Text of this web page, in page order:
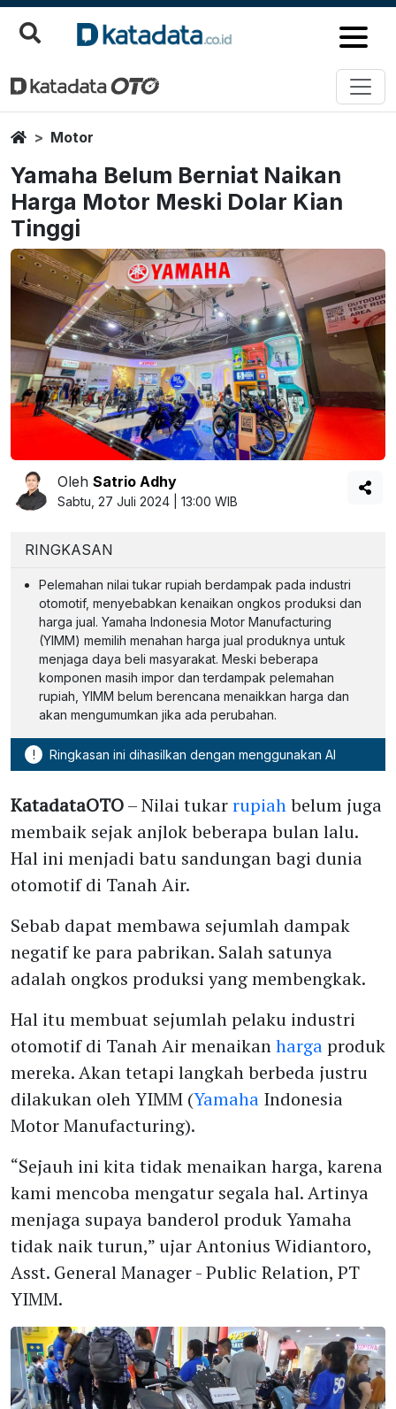
HomeMotor
Yamaha Belum Berniat Naikan
Harga Motor Meski Dolar Kian
Tinggi
Oleh Satrio Adhy
Sabtu, 27 Juli 2024 | 13:00 WIB
RINGKASAN
Pelemahan nilai tukar rupiah berdampak pada industri
otomotif, menyebabkan kenaikan ongkos produksi dan
harga jual. Yamaha Indonesia Motor Manufacturing
(YIMM) memilih menahan harga jual produknya untuk
menjaga daya beli masyarakat. Meski beberapa
komponen masih impor dan terdampak pelemahan
rupiah, YIMM belum berencana menaikkan harga dan
akan mengumumkan jika ada perubahan.
! Ringkasan ini dihasilkan dengan menggunakan AI
KatadataOTO– Nilai tukarrupiahbelum juga
membaik sejak anjlok beberapa bulan lalu.
Hal ini menjadi batu sandungan bagi dunia
otomotif di Tanah Air.
Sebab dapat membawa sejumlah dampak
negatif ke para pabrikan. Salah satunya
adalah ongkos produksi yang membengkak.
Hal itu membuat sejumlah pelaku industri
otomotif di Tanah Air menaikanhargaproduk
mereka. Akan tetapi langkah berbeda justru
dilakukan oleh YIMM (Yamaha Indonesia
Motor Manufacturing).
“Sejauh ini kita tidak menaikan harga, karena
kami mencoba mengatur segala hal. Artinya
menjaga supaya banderol produk Yamaha
tidak naik turun,” ujar Antonius Widiantoro,
Asst. General Manager - Public Relation, PT
YIMM.